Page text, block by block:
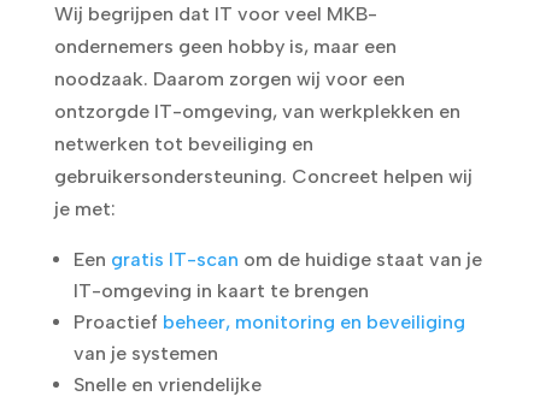
Wij begrijpen dat IT voor veel MKB-
ondernemers geen hobby is, maar een
noodzaak. Daarom zorgen wij voor een
ontzorgde IT-omgeving, van werkplekken en
netwerken tot beveiliging en
gebruikersondersteuning. Concreet helpen wij
je met:
Een gratis IT-scan om de huidige staat van je
IT-omgeving in kaart te brengen
Proactief beheer, monitoring en beveiliging
van je systemen
Snelle en vriendelijke